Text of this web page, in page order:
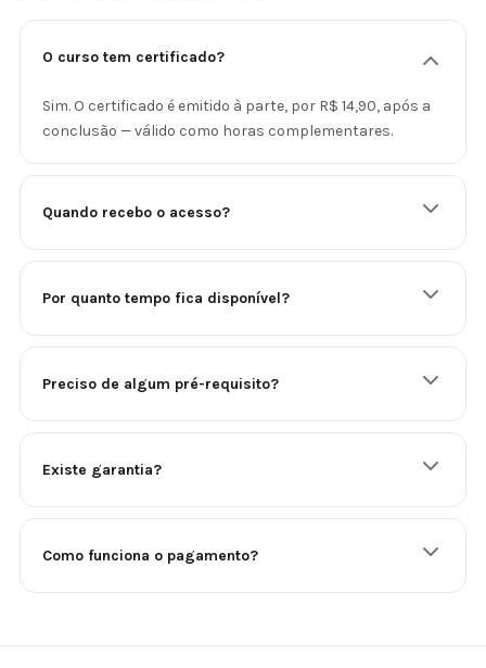
O curso tem certificado?
Sim. O certificado é emitido à parte, por R$ 14,90, após a
conclusão — válido como horas complementares.
Quando recebo o acesso?
Por quanto tempo fica disponível?
Preciso de algum pré-requisito?
Existe garantia?
Como funciona o pagamento?